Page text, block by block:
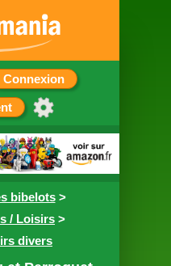
Connexion
bibelots>
/ Loisirs >
divers